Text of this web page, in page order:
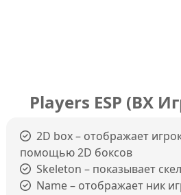
Players ESP (ВХ
2D box – отображает
помощью 2D боксов
Skeleton – показывает
Name – отображает ник